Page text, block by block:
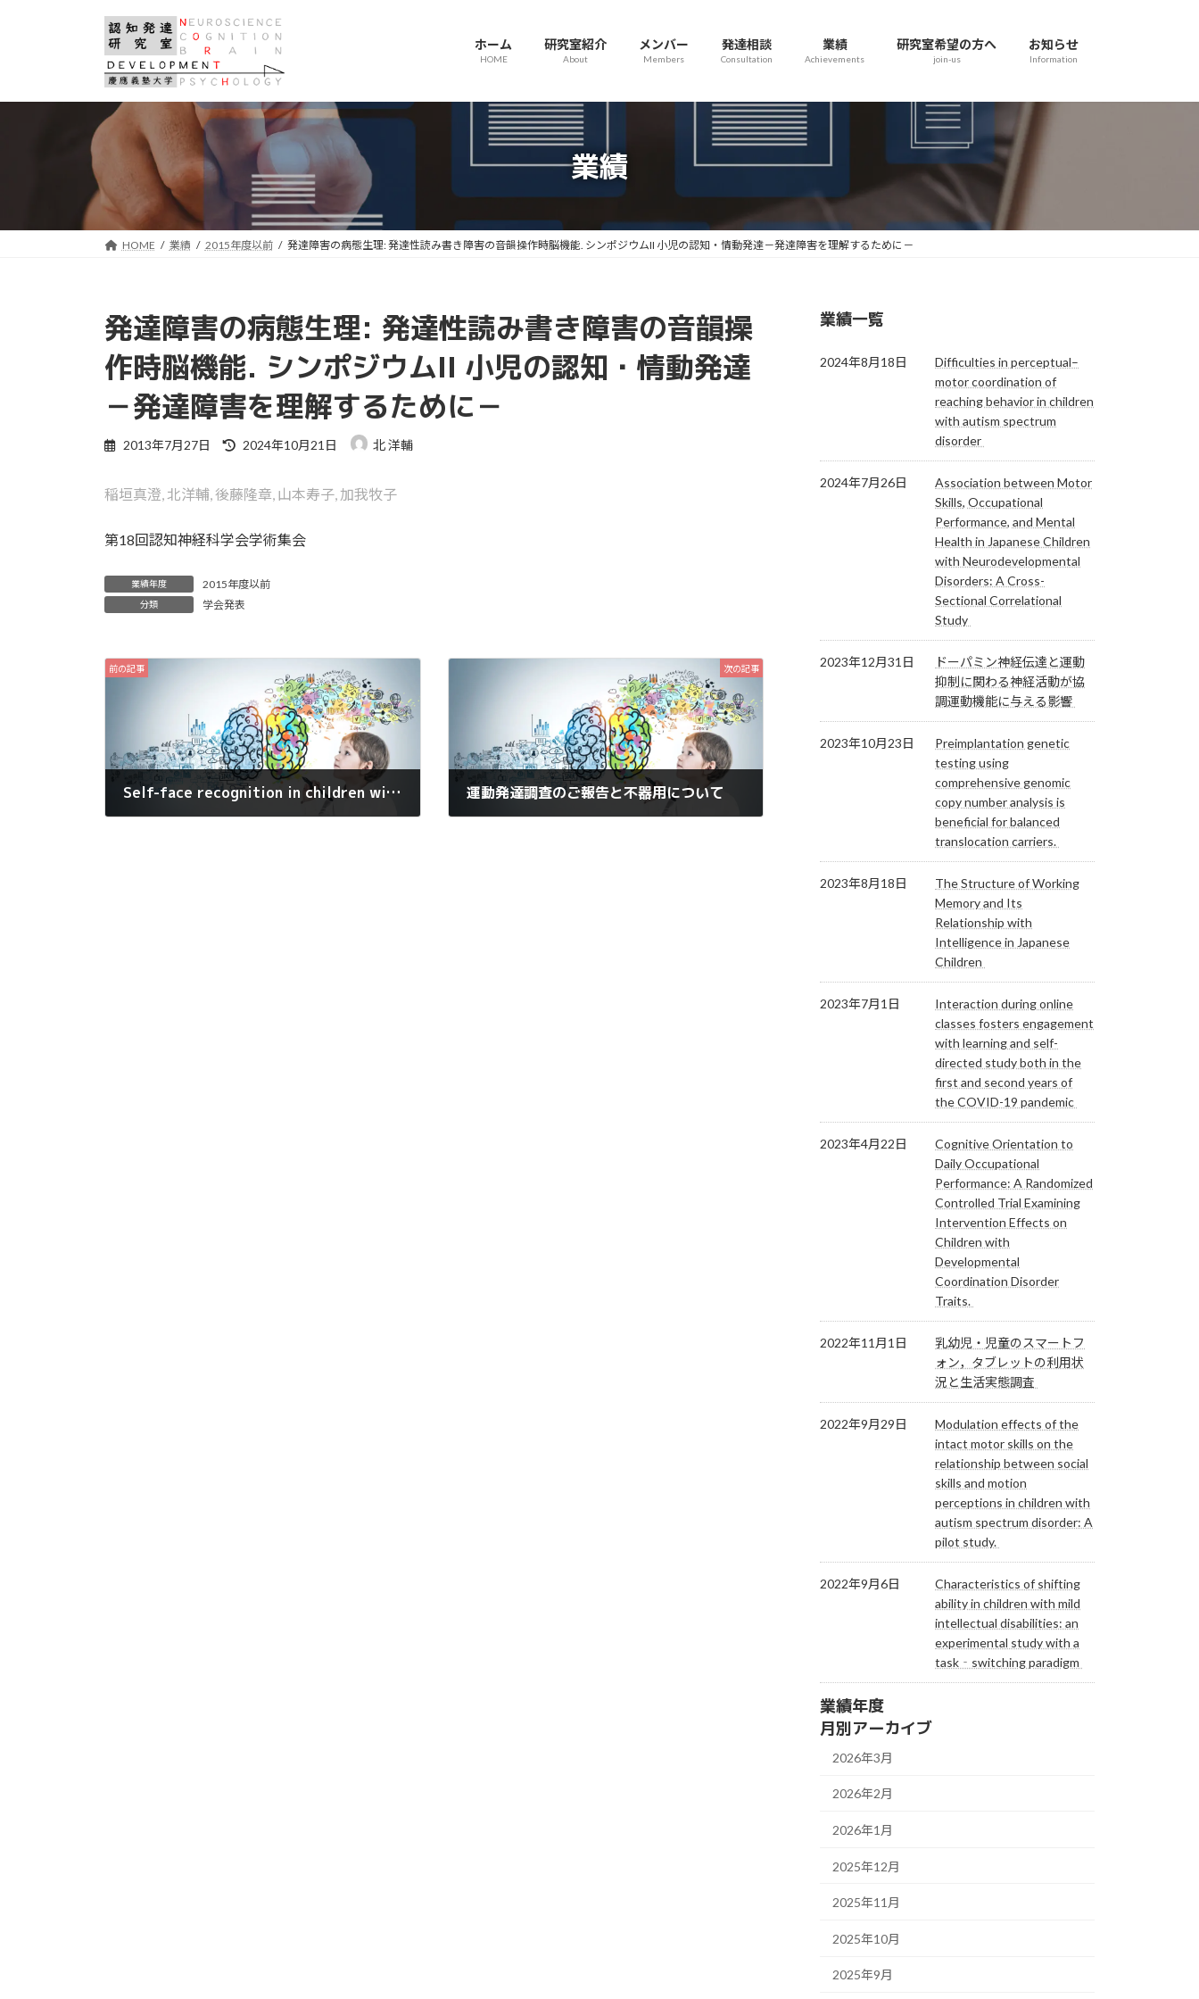
ホーム
HOME
研究室紹介
About
メンバー
Members
発達相談
Consultation
業績
Achievements
研究室希望の方へ
join-us
お知らせ
Information
業績
HOME 業績 2015年度以前 発達障害の病態生理: 発達性読み書き障害の音韻操作時脳機能. シンポジウムII 小児の認知・情動発達－発達障害を理解するために－
発達障害の病態生理: 発達性読み書き障害の音韻操
作時脳機能. シンポジウムII 小児の認知・情動発達
－発達障害を理解するために－
2013年7月27日
最
新
時
:
2024年10月21日 北 洋輔
稲垣真澄, 北洋輔, 後藤隆章, 山本寿子, 加我牧子
第18回認知神経科学会学術集会
業績年度 2015年度以前
分類 学会発表
前の記事
Self-face recognition in children with autism spectrum disorders: A near-infrared spectroscopy study
次の記事
運動発達調査のご報告と不器用について
業績一覧
2024年8月18日
Difficulties in perceptual–
motor coordination of
reaching behavior in children
with autism spectrum
disorder
2024年7月26日
Association between Motor
Skills, Occupational
Performance, and Mental
Health in Japanese Children
with Neurodevelopmental
Disorders: A Cross-
Sectional Correlational
Study
2023年12月31日
ドーパミン神経伝達と運動
抑制に関わる神経活動が協
調運動機能に与える影響
2023年10月23日
Preimplantation genetic
testing using
comprehensive genomic
copy number analysis is
beneficial for balanced
translocation carriers.
2023年8月18日
The Structure of Working
Memory and Its
Relationship with
Intelligence in Japanese
Children
2023年7月1日
Interaction during online
classes fosters engagement
with learning and self-
directed study both in the
first and second years of
the COVID-19 pandemic
2023年4月22日
Cognitive Orientation to
Daily Occupational
Performance: A Randomized
Controlled Trial Examining
Intervention Effects on
Children with
Developmental
Coordination Disorder
Traits.
2022年11月1日
乳幼児・児童のスマートフ
ォン，タブレットの利用状
況と生活実態調査
2022年9月29日
Modulation effects of the
intact motor skills on the
relationship between social
skills and motion
perceptions in children with
autism spectrum disorder: A
pilot study.
2022年9月6日
Characteristics of shifting
ability in children with mild
intellectual disabilities: an
experimental study with a
task‐switching paradigm
業績年度
月別アーカイブ
2026年3月
2026年2月
2026年1月
2025年12月
2025年11月
2025年10月
2025年9月